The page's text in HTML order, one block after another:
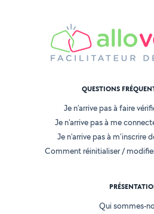
QUESTIONS
Je n'arrive pas à faire
Je n'arrive pas à me
Je n'arrive pas à m'inscrire
Comment réinitialiser /
Qui sommes-